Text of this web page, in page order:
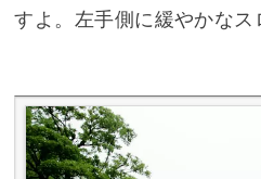
すよ。左手側に緩やかなス